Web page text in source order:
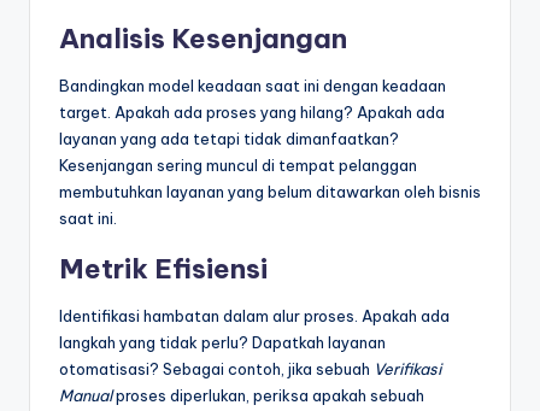
Analisis Kesenjangan
Bandingkan model keadaan saat ini dengan keadaan
target. Apakah ada proses yang hilang? Apakah ada
layanan yang ada tetapi tidak dimanfaatkan?
Kesenjangan sering muncul di tempat pelanggan
membutuhkan layanan yang belum ditawarkan oleh bisnis
saat ini.
Metrik Efisiensi
Identifikasi hambatan dalam alur proses. Apakah ada
langkah yang tidak perlu? Dapatkah layanan
otomatisasi? Sebagai contoh, jika sebuah Verifikasi
Manualproses diperlukan, periksa apakah sebuah